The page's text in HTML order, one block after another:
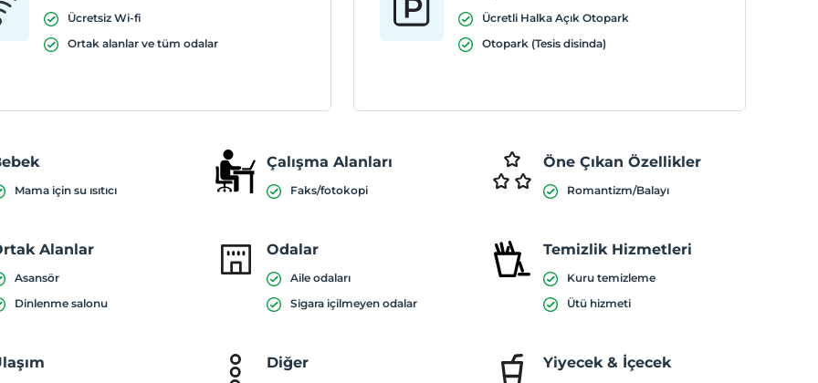
Ücretsiz Wi-fi
Ortak alanlar ve tüm odalar
Ücretli Halka Açık Otopark
Otopark (Tesis disinda)
Mama için su ısıtıcı
Çalışma Alanları
Faks/fotokopi
Öne Çıkan Özellikler
Romantizm/Balayı
Alanlar
Asansör
Dinlenme salonu
Odalar
Aile odaları
Sigara içilmeyen odalar
Temizlik Hizmetleri
Kuru temizleme
Ütü hizmeti
Diğer Yiyecek & İçecek